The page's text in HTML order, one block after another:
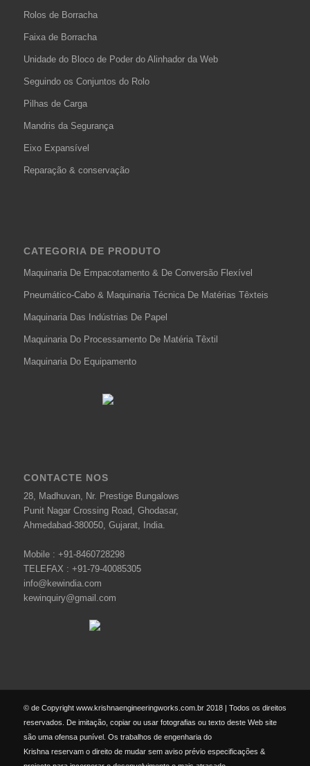
Rolos de Borracha
Faixa de Borracha
Unidade do Bloco de Poder do Alinhador da Web
Seguindo os Conjuntos do Rolo
Pilhas de Carga
Mandris da Segurança
Eixo Expansível
Reparação & conservação
CATEGORIA DE PRODUTO
Maquinaria De Empacotamento & De Conversão Flexível
Pneumático-Cabo & Maquinaria Técnica De Matérias Têxteis
Maquinaria Das Indústrias De Papel
Maquinaria Do Processamento De Matéria Têxtil
Maquinaria Do Equipamento
CONTACTE NOS
28, Madhuvan, Nr. Prestige Bungalows
Punit Nagar Crossing Road, Ghodasar,
Ahmedabad-380050, Gujarat, India.
Mobile : +91-8460728298
TELEFAX : +91-79-40085305
info@kewindia.com
kewinquiry@gmail.com
© de Copyright www.krishnaengineeringworks.com.br 2018 | Todos os direitos
reservados. De imitação, copiar ou usar fotografias ou texto deste Web site
são uma ofensa punível. Os trabalhos de engenharia do
Krishna reservam o direito de mudar sem aviso prévio especificações &